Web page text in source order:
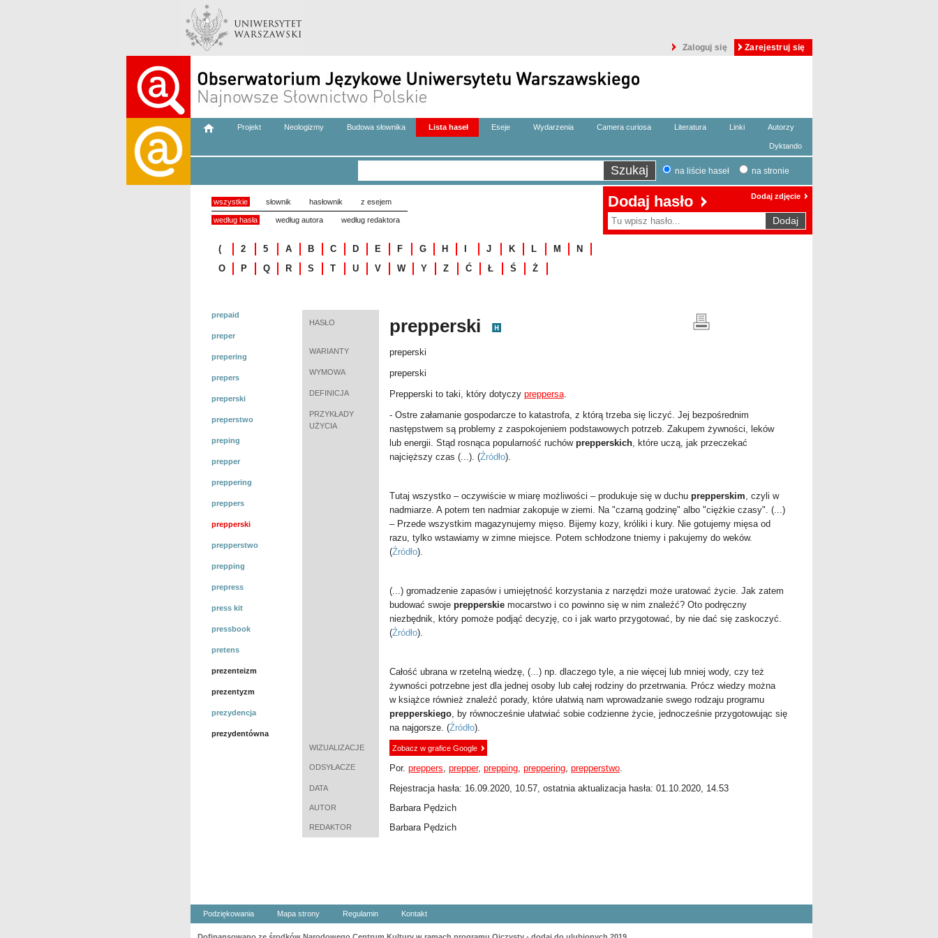
Zaloguj się Zarejestruj się
Projekt Neologizmy Budowa słownika Lista haseł Eseje Wydarzenia Camera curiosa Literatura Linki Autorzy
Dyktando
na liście haseł na stronie
wszystkie słownik hasłownik z esejem
według hasła według autora według redaktora
( 2 5 A B C D E F G H J K L M
N
O
P Q R S T U V W Y Z Ć Ł Ś Ż
Dodaj hasło Dodaj zdjęcie
prepaid
preper
prepering
prepers
preperski
preperstwo
preping
prepper
preppering
preppers
prepperski
prepperstwo
prepping
prepress
press kit
pressbook
pretens
prezenteizm
prezentyzm
prezydencja
prezydentówna
HASŁO prepperski
WARIANTY preperski
WYMOWA preperski
DEFINICJA Prepperski to taki, który dotyczy preppersa.
PRZYKŁADY
UŻYCIA
- Ostre załamanie gospodarcze to katastrofa, z którą trzeba się liczyć. Jej bezpośrednim
następstwem są problemy z zaspokojeniem podstawowych potrzeb. Zakupem żywności, leków
lub energii. Stąd rosnąca popularność ruchów prepperskich, które uczą, jak przeczekać
najcięższy czas (...). (Źródło).
Tutaj wszystko – oczywiście w miarę możliwości – produkuje się w duchu prepperskim, czyli w
nadmiarze. A potem ten nadmiar zakopuje w ziemi. Na "czarną godzinę" albo "ciężkie czasy". (...)
– Przede wszystkim magazynujemy mięso. Bijemy kozy, króliki i kury. Nie gotujemy mięsa od
razu, tylko wstawiamy w zimne miejsce. Potem schłodzone tniemy i pakujemy do weków.
(Źródło).
(...) gromadzenie zapasów i umiejętność korzystania z narzędzi może uratować życie. Jak zatem
budować swoje prepperskiemocarstwo i co powinno się w nim znaleźć? Oto podręczny
niezbędnik, który pomoże podjąć decyzję, co i jak warto przygotować, by nie dać się zaskoczyć.
(Źródło).
Całość ubrana w rzetelną wiedzę, (...) np. dlaczego tyle, a nie więcej lub mniej wody, czy też
żywności potrzebne jest dla jednej osoby lub całej rodziny do przetrwania. Prócz wiedzy można
w książce również znaleźć porady, które ułatwią nam wprowadzanie swego rodzaju programu
prepperskiego, by równocześnie ułatwiać sobie codzienne życie, jednocześnie przygotowując się
na najgorsze. (Źródło).
WIZUALIZACJE Zobacz w grafice Google
ODSYŁACZE Por. preppers, prepper, prepping, preppering, prepperstwo.
DATA Rejestracja hasła: 16.09.2020, 10.57, ostatnia aktualizacja hasła: 01.10.2020, 14.53
AUTOR Barbara Pędzich
REDAKTOR Barbara Pędzich
Podziękowania Mapa strony Regulamin Kontakt